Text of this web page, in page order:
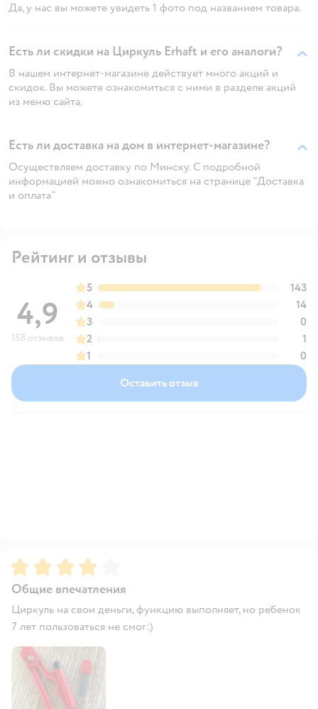
Да, у нас вы можете увидеть 1 фото под названием товара.
Есть ли скидки на Циркуль Erhaft и его аналоги?
В нашем интернет-магазине действует много акций и
скидок. Вы можете ознакомиться с ними в разделе акций
из меню сайта.
Есть ли доставка на дом в интернет-магазине?
Осуществляем доставку по Минску. С подробной
информацией можно ознакомиться на странице "Доставка
и оплата"
Рейтинг и отзывы
4,9
158 отзывов
5
143
4
14
3
0
2
1
1
0
Оставить отзыв
Рейтинг:4
Общие впечатления
Циркуль на свои деньги, функцию выполняет, но ребенок
7 лет пользоваться не смог:)